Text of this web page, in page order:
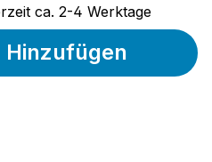
ca. 2-4 Werktage
Hinzufügen